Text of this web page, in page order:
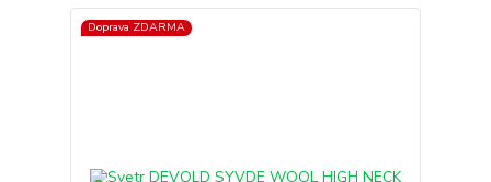
Doprava ZDARMA